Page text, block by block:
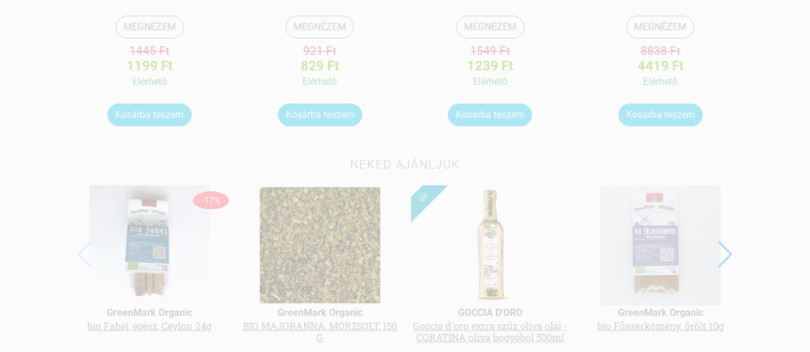
MEGNÉZEM
1445 Ft
1199 Ft
Elérhetõ
Kosárba teszem
MEGNÉZEM
921 Ft
829 Ft
Elérhetõ
Kosárba teszem
MEGNÉZEM
1549 Ft
1239 Ft
Elérhetõ
Kosárba teszem
MEGNÉZEM
8838 Ft
4419 Ft
Elérhetõ
Kosárba teszem
NEKED AJÁNLJUK
-17%
GreenMark Organic
bio Fahéj, egész, Ceylon 24g
GreenMark Organic
BIO MAJORANNA, MORZSOLT, 150
G
ÚJ
GOCCIA D'ORO
Goccia d'oro extra szűz olíva olaj -
CORATINA olíva bogyóból 500ml
GreenMark Organic
bio Fűszerkömény, őrölt 10g